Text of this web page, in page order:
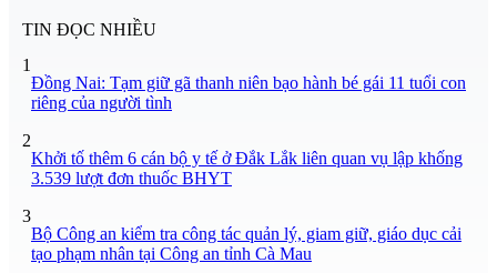
TIN ĐỌC NHIỀU
1
Đồng Nai: Tạm giữ gã thanh niên bạo hành bé gái 11 tuổi con
riêng của người tình
2
Khởi tố thêm 6 cán bộ y tế ở Đắk Lắk liên quan vụ lập khống
3.539 lượt đơn thuốc BHYT
3
Bộ Công an kiểm tra công tác quản lý, giam giữ, giáo dục cải
tạo phạm nhân tại Công an tỉnh Cà Mau